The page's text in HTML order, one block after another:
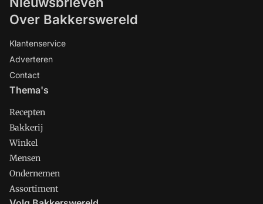
Over Bakkerswereld
Klantenservice
Adverteren
Contact
Thema's
Recepten
Bakkerij
Winkel
Mensen
Ondernemen
Assortiment